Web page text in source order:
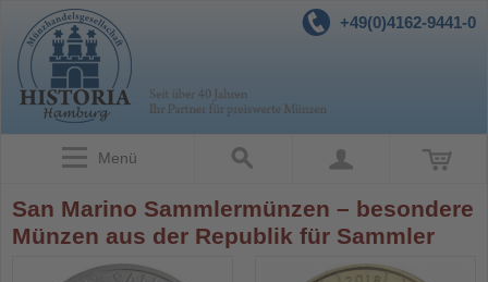
+49(0)4162-9441-0
Menü
San Marino Sammlermünzen – besondere
Münzen aus der Republik für Sammler